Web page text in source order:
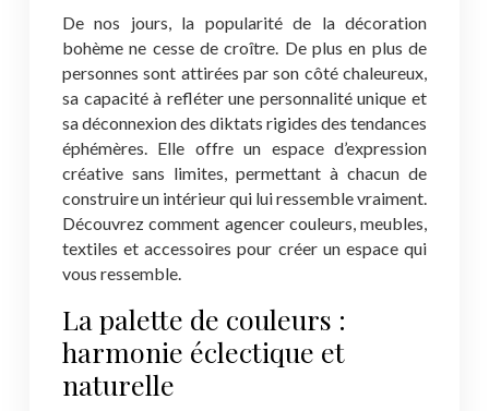
De nos jours, la popularité de la décoration
bohème ne cesse de croître. De plus en plus de
personnes sont attirées par son côté chaleureux,
sa capacité à refléter une personnalité unique et
sa déconnexion des diktats rigides des tendances
éphémères. Elle offre un espace d’expression
créative sans limites, permettant à chacun de
construire un intérieur qui lui ressemble vraiment.
Découvrez comment agencer couleurs, meubles,
textiles et accessoires pour créer un espace qui
vous ressemble.
La palette de couleurs :
harmonie éclectique et
naturelle